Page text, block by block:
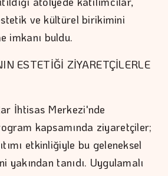
ve kültürel birikimini
imkanı buldu.
ESTETİĞİ ZİYARETÇİLERLE
İhtisas Merkezi'nde
kapsamında ziyaretçiler;
etkinliğiyle bu geleneksel
yakından tanıdı. Uygulamalı